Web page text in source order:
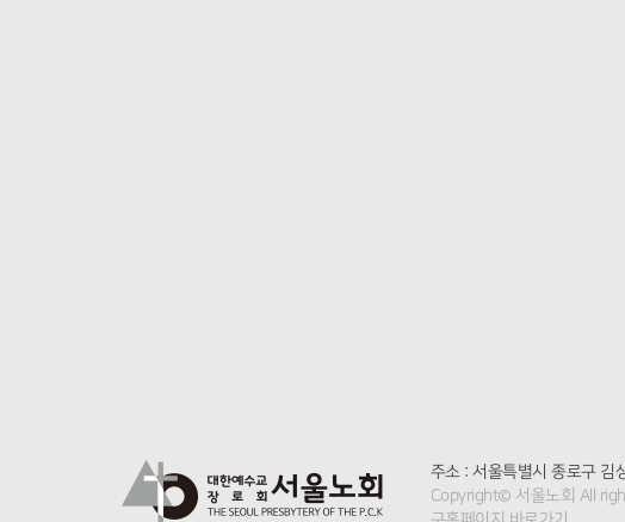
주소 : 서울특별시 종로구
Copyright© 서울노회 All